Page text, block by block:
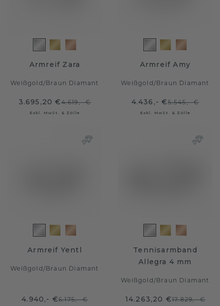
Armreif Zara
Weißgold/Braun Diamant
3.695,20 €4.619,- €
Exkl. MwSt. & Zölle
Armreif Amy
Weißgold/Braun Diamant
4.436,- €5.545,- €
Exkl. MwSt. & Zölle
Armreif Yentl
Weißgold/Braun Diamant
4.940,- €6.175,- €
Tennisarmband
Allegra 4 mm
Weißgold/Braun Diamant
14.263,20 €17.829,- €